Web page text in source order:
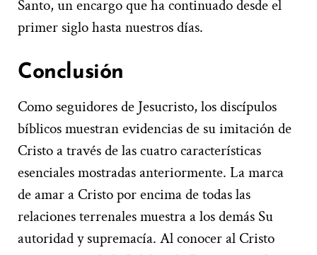
Santo, un encargo que ha continuado desde el
primer siglo hasta nuestros días.
Conclusión
Como seguidores de Jesucristo, los discípulos
bíblicos muestran evidencias de su imitación de
Cristo a través de las cuatro características
esenciales mostradas anteriormente. La marca
de amar a Cristo por encima de todas las
relaciones terrenales muestra a los demás Su
autoridad y supremacía. Al conocer al Cristo